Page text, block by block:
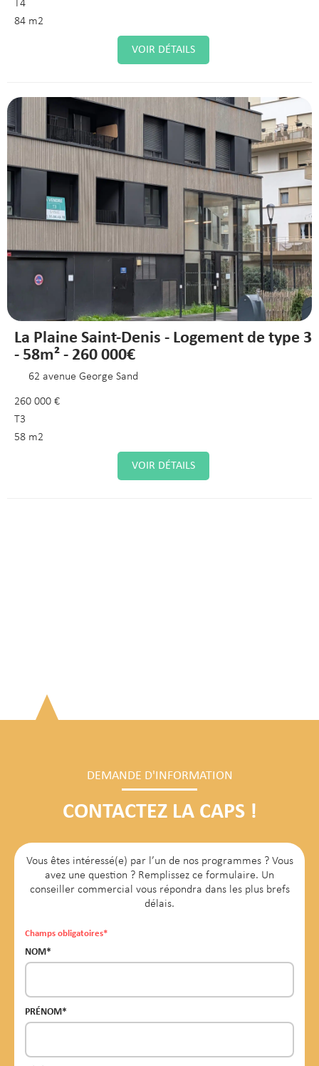
T4
84 m2
VOIR DÉTAILS
La Plaine Saint-Denis - Logement de type 3
- 58m² - 260 000€
62 avenue George Sand
260 000 €
T3
58 m2
VOIR DÉTAILS
DEMANDE D'INFORMATION
CONTACTEZ LA CAPS !
Vous êtes intéressé(e) par l’un de nos programmes ? Vous
avez une question ? Remplissez ce formulaire. Un
conseiller commercial vous répondra dans les plus brefs
délais.
Champs obligatoires*
NOM*
PRÉNOM*